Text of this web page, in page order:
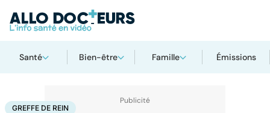
Santé Bien-être Famille Émissions
AccueilSantéMédicaments Greffe de rein
GREFFE DE REIN